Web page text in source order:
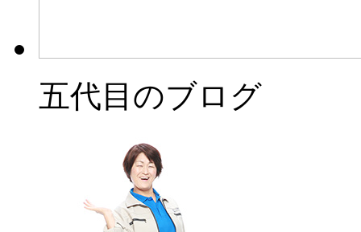
五代目のブログ